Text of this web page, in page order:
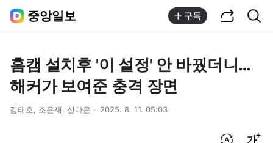
중앙일보 구독
홈캠 설치후 '이 설정' 안 바꿨더니…
해커가 보여준 충격 장면
김태호, 조은재, 신다은 2025. 8. 11. 05:03